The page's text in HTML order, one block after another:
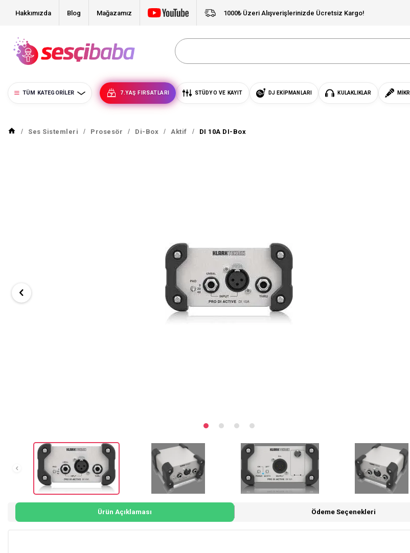
Hakkımızda Blog Mağazamız 1000₺ Üzeri Alışverişlerinizde Ücretsiz Kargo!
TÜM KATEGORILER 7.YAŞ FIRSATLARI STÜDYO VE KAYIT DJ EKIPMANLARI KULAKLIKLAR
Ses Sistemleri Prosesör Di-Box Aktif DI 10A DI-Box
Ürün Açıklaması Ödeme Seçenekleri